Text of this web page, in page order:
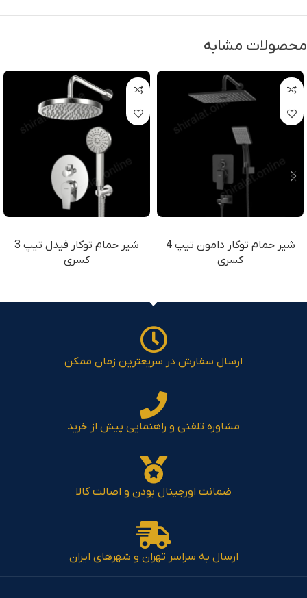
محصولات مشابه
شیر حمام توکار دامون تیپ 4
کسری
شیر حمام توکار فیدل تیپ 3
کسری
ارسال سفارش در سریعترین زمان ممکن
مشاوره تلفنی و راهنمایی پیش از خرید
ضمانت اورجینال بودن و اصالت کالا
ارسال به سراسر تهران و شهرهای ایران